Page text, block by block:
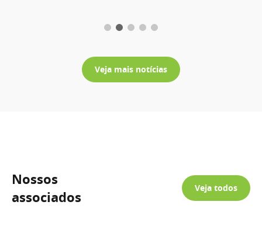
Veja mais notícias
Nossos
associados
Veja todos